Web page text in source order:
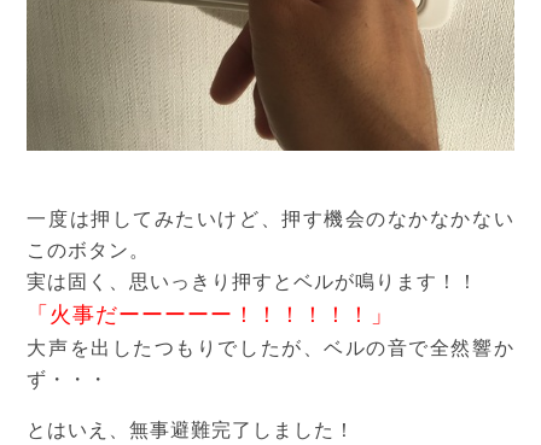
一度は押してみたいけど、押す機会のなかなかない
このボタン。
実は固く、思いっきり押すとベルが鳴ります！！
「火事だーーーーー！！！！！！」
大声を出したつもりでしたが、ベルの音で全然響か
ず・・・
とはいえ、無事避難完了しました！